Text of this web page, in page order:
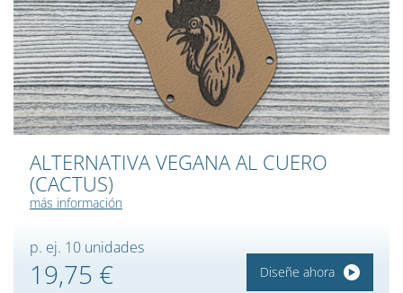
ALTERNATIVA VEGANA AL CUERO
(CACTUS)
más información
p. ej. 10 unidades
19,75 € Diseñe ahora